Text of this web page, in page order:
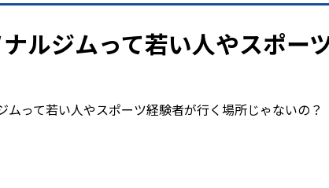
ルジムって若い人やスポー
ムって若い人やスポーツ経験者が行く場所じゃないの？